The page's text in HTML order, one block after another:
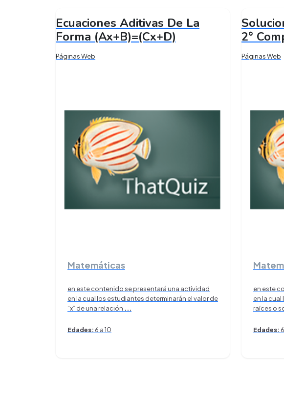
Ecuaciones Aditivas De La
Forma (Ax+B)=(Cx+D)
Páginas Web
Matemáticas
en este contenido se presentará una actividad
en la cual los estudiantes determinarán el valor de
“x” de una relación ...
Edades: 6 a 10
2°
Páginas Web
en este
en la
raíces o
Edades: